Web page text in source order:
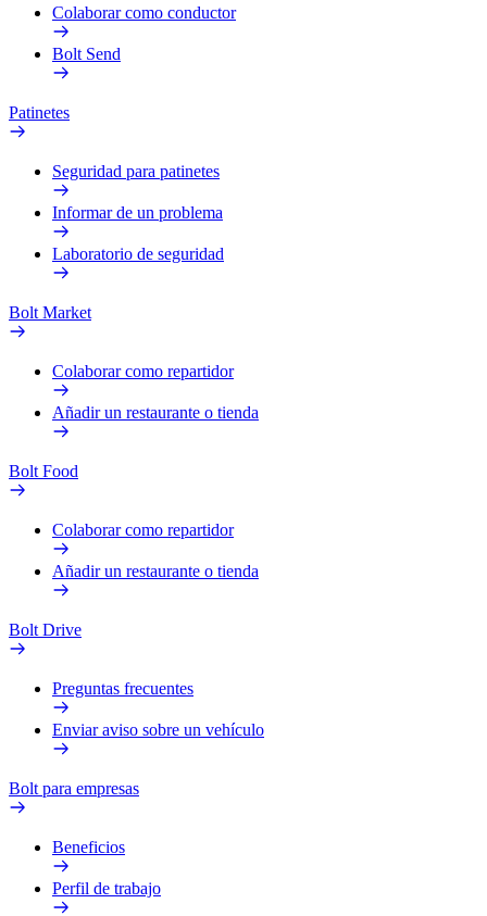
Colaborar como conductor
Bolt Send
Patinetes
Seguridad para patinetes
Informar de un problema
Laboratorio de seguridad
Bolt Market
Colaborar como repartidor
Añadir un restaurante o tienda
Bolt Food
Colaborar como repartidor
Añadir un restaurante o tienda
Bolt Drive
Preguntas frecuentes
Enviar aviso sobre un vehículo
Bolt para empresas
Beneficios
Perfil de trabajo